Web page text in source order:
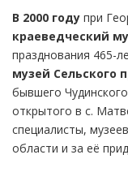
В 2000 году при
краеведческий
празднования 465-
музей Сельского
бывшего
открытого в с.
специалисты,
области и за её